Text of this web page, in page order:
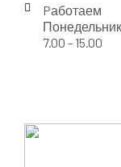
Pаботаем
7.00 - 15.00